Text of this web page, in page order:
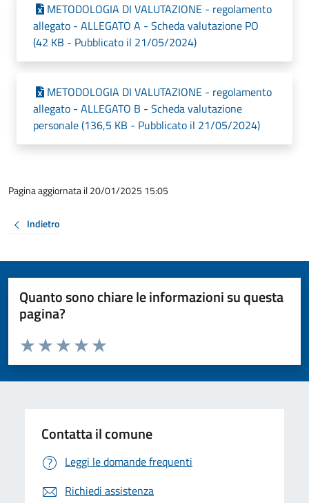
METODOLOGIA DI VALUTAZIONE - regolamento
allegato - ALLEGATO A - Scheda valutazione PO
(42 KB - Pubblicato il 21/05/2024)
METODOLOGIA DI VALUTAZIONE - regolamento
allegato - ALLEGATO B - Scheda valutazione
personale (136,5 KB - Pubblicato il 21/05/2024)
Pagina aggiornata il 20/01/2025 15:05
Indietro
Quanto sono chiare le informazioni su questa
pagina?
Valuta da 1 a 5 stelle la pagina
Valuta 5 stelle su 5
Valuta 4 stelle su 5
Valuta 3 stelle su 5
Valuta 2 stelle su 5
Valuta 1 stelle su 5
Contatta il comune
Leggi le domande frequenti
Richiedi assistenza